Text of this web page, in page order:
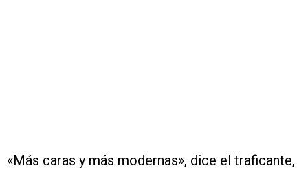
«Más caras y más modernas», dice el traficante,